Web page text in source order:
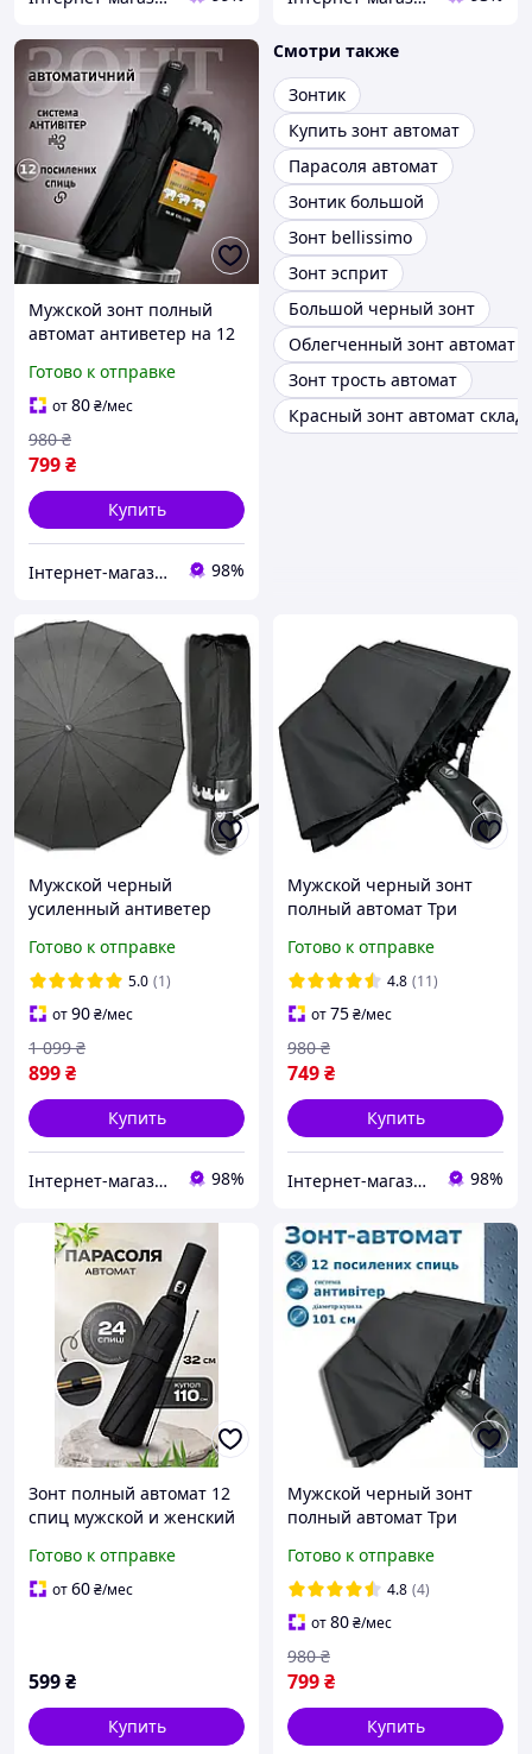
Мужской зонт полный
автомат антиветер на 12
черный (07563-1)
Готово к отправке
от80₴/мес
799₴
980 ₴
Купить
Інтернет-магазин Sport Year 98%
Смотри также
Зонтик
Купить зонт автомат
Парасоля автомат
Зонтик большой
Зонт bellissimo
Зонт эсприт
Большой черный зонт
Облегченный зонт автомат
Зонт трость автомат
Красный зонт автомат
Мужской черный
усиленный антиветер
слона на 16 карбоновых
спиц
Готово к отправке
5.0 (1)
от90₴/мес
899₴
1 099 ₴
Купить
Інтернет-магазин Sport Year 98%
Мужской черный зонт
полный автомат Три
тройных спиц 07563-1
Готово к отправке
4.8 (11)
от75₴/мес
749₴
980 ₴
Купить
Інтернет-магазин Sport Year 98%
Зонт полный автомат 12
спиц мужской и женский
черный
Готово к отправке
от60₴/мес
599₴
Купить
Мужской черный зонт
полный автомат Три
тройных спиц 07563-1
Готово к отправке
4.8 (4)
от80₴/мес
799₴
980 ₴
Купить